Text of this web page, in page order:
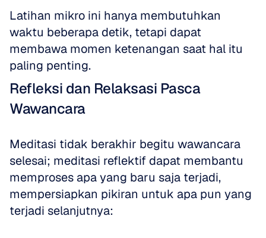
Latihan mikro ini hanya membutuhkan
waktu beberapa detik, tetapi dapat
membawa momen ketenangan saat hal itu
paling penting.
Refleksi dan Relaksasi Pasca
Wawancara
Meditasi tidak berakhir begitu wawancara
selesai; meditasi reflektif dapat membantu
memproses apa yang baru saja terjadi,
mempersiapkan pikiran untuk apa pun yang
terjadi selanjutnya: